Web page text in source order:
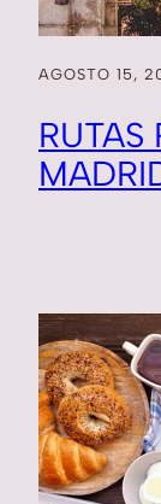
AGOSTO 15,
RUTAS